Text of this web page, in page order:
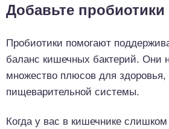
Добавьте пробиотики
Пробиотики помогают
баланс кишечных бактерий. Они
множество плюсов для здоровья,
пищеварительной системы.
Когда у вас в кишечнике